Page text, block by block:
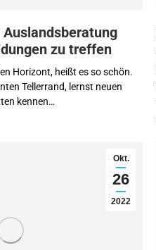
Auslandsberatung
zu treffen
Horizont, heißt es so schön.
Tellerrand, lernst neuen
kennen…
Okt.
26
2022